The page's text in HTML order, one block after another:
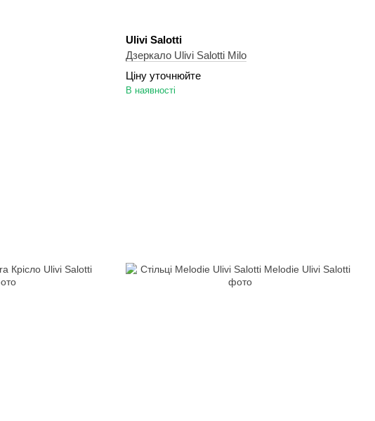
Ulivi Salotti
Дзеркало Ulivi Salotti Milo
Ціну уточнюйте
В наявності